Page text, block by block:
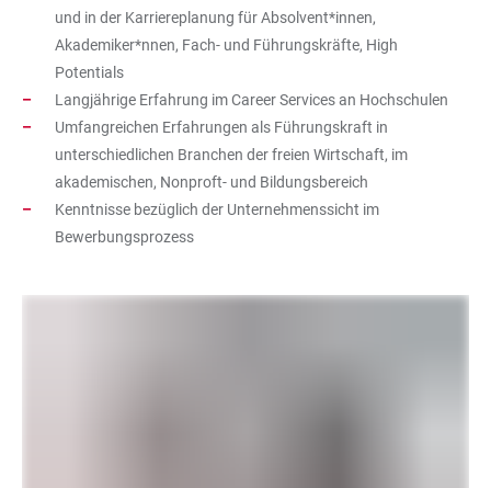
und in der Karriereplanung für Absolvent*innen,
Akademiker*nnen, Fach- und Führungskräfte, High
Potentials
Langjährige Erfahrung im Career Services an Hochschulen
Umfangreichen Erfahrungen als Führungskraft in
unterschiedlichen Branchen der freien Wirtschaft, im
akademischen, Nonproft- und Bildungsbereich
Kenntnisse bezüglich der Unternehmenssicht im
Bewerbungsprozess